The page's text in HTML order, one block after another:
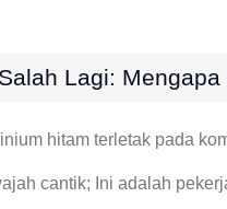
Lagi:
hitam terletak pada
cantik; Ini adalah